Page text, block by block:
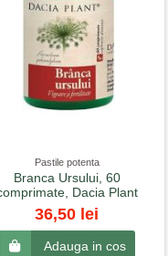
Pastile potenta
Branca Ursului, 60
Dacia Plant
36,50 lei
Adauga in cos